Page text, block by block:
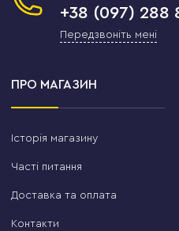
+38 (097) 288
Передзвоніть мені
ПРО МАГАЗИН
Історія магазину
Часті питання
Доставка та оплата
Контакти